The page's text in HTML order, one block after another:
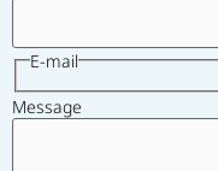
E-mail
Message